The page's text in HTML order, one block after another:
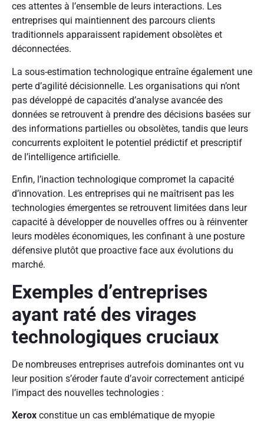
ces attentes à l’ensemble de leurs interactions. Les
entreprises qui maintiennent des parcours clients
traditionnels apparaissent rapidement obsolètes et
déconnectées.
La sous-estimation technologique entraîne également une
perte d’agilité décisionnelle. Les organisations qui n’ont
pas développé de capacités d’analyse avancée des
données se retrouvent à prendre des décisions basées sur
des informations partielles ou obsolètes, tandis que leurs
concurrents exploitent le potentiel prédictif et prescriptif
de l’intelligence artificielle.
Enfin, l’inaction technologique compromet la capacité
d’innovation. Les entreprises qui ne maîtrisent pas les
technologies émergentes se retrouvent limitées dans leur
capacité à développer de nouvelles offres ou à réinventer
leurs modèles économiques, les confinant à une posture
défensive plutôt que proactive face aux évolutions du
marché.
Exemples d’entreprises
ayant raté des virages
technologiques cruciaux
De nombreuses entreprises autrefois dominantes ont vu
leur position s’éroder faute d’avoir correctement anticipé
l’impact des nouvelles technologies :
Xerox constitue un cas emblématique de myopie